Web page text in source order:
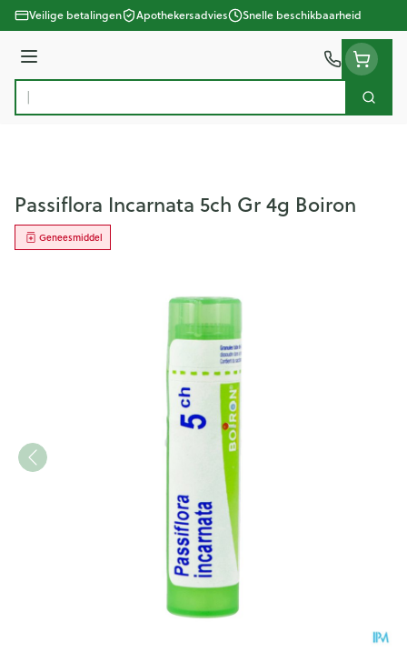
Ga naar de inhoud
Veilige betalingen Apothekersadvies Snelle beschikbaarheid
Menu
Product, merk, categorie...
Zoek
Passiflora Incarnata 5ch Gr 4g Boiron
Geneesmiddel